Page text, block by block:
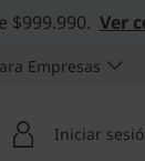
$999.990. Ver
Empresas
Iniciar